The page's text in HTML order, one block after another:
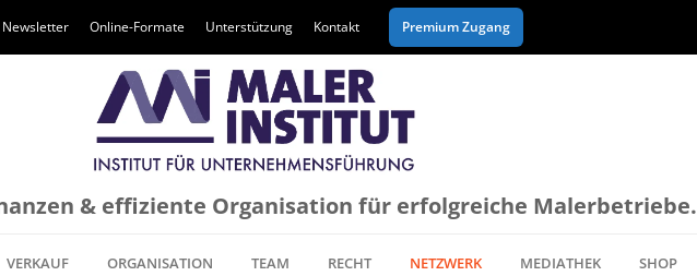
Newsletter Online-Formate Unterstützung Kontakt Premium Zugang
& effiziente Organisation für erfolgreiche Malerbetriebe.
VERKAUF ORGANISATION TEAM RECHT NETZWERK MEDIATHEK SHOP